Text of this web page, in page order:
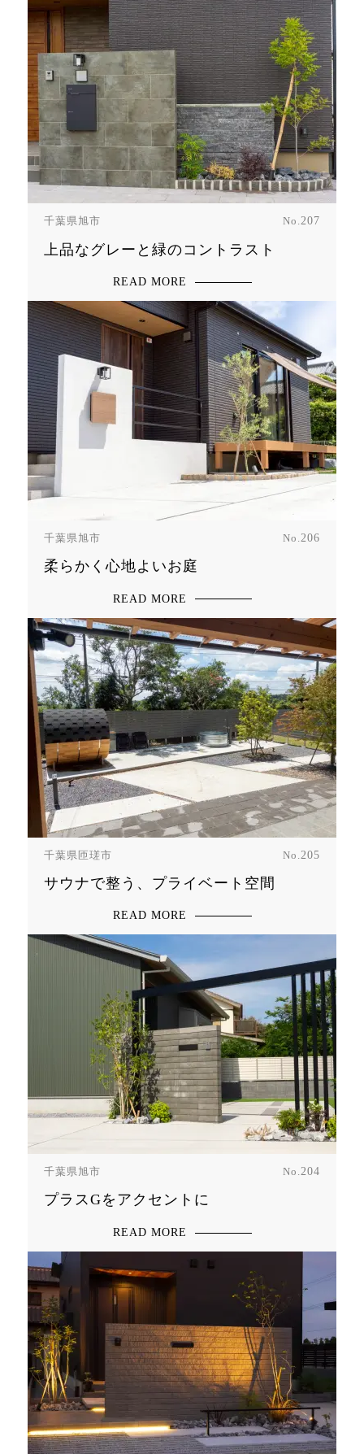
千葉県旭市 No.207
上品なグレーと緑のコントラスト
READ MORE
千葉県旭市 No. 206
柔らかく心地よいお庭
READ MORE
千葉県匝瑳市 No. 205
サウナで整う、プライベート空間
READ MORE
千葉県旭市 No.204
プラスGをアクセントに
READ MORE